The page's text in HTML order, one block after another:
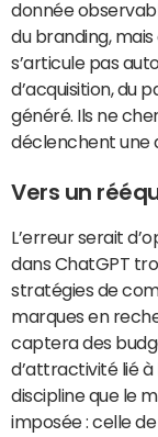
donnée
du branding,
s’articule pas
d’acquisition, du
généré. Ils ne
déclenchent une
Vers un
L’erreur serait
dans ChatGPT
stratégies de
marques en
captera des
d’attractivité lié à
discipline que le
imposée : celle